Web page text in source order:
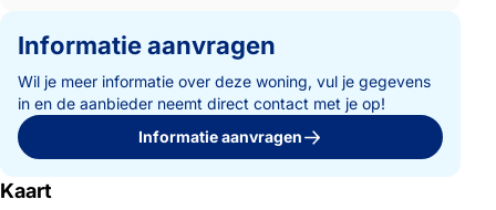
Informatie aanvragen
Wil je meer informatie over deze woning, vul je gegevens
in en de aanbieder neemt direct contact met je op!
Informatie aanvragen
Kaart